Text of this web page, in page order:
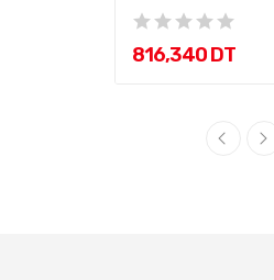
816,340 DT